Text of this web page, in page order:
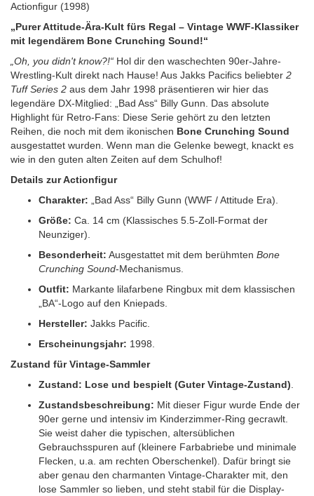
Actionfigur (1998)
„Purer Attitude-Ära-Kult fürs Regal – Vintage WWF-Klassiker
mit legendärem Bone Crunching Sound!“
„Oh, you didn't know?!“ Hol dir den waschechten 90er-Jahre-
Wrestling-Kult direkt nach Hause! Aus Jakks Pacifics beliebter 2
Tuff Series 2 aus dem Jahr 1998 präsentieren wir hier das
legendäre DX-Mitglied: „Bad Ass“ Billy Gunn. Das absolute
Highlight für Retro-Fans: Diese Serie gehört zu den letzten
Reihen, die noch mit dem ikonischen Bone Crunching Sound
ausgestattet wurden. Wenn man die Gelenke bewegt, knackt es
wie in den guten alten Zeiten auf dem Schulhof!
Details zur Actionfigur
Charakter: „Bad Ass“ Billy Gunn (WWF / Attitude Era).
Größe: Ca. 14 cm (Klassisches 5.5-Zoll-Format der
Neunziger).
Besonderheit: Ausgestattet mit dem berühmten Bone
Crunching Sound-Mechanismus.
Outfit: Markante lilafarbene Ringbux mit dem klassischen
„BA“-Logo auf den Kniepads.
Hersteller: Jakks Pacific.
Erscheinungsjahr: 1998.
Zustand für Vintage-Sammler
Zustand: Lose und bespielt (Guter Vintage-Zustand)
Zustandsbeschreibung: Mit dieser Figur wurde Ende der
90er gerne und intensiv im Kinderzimmer-Ring gecrawlt.
Sie weist daher die typischen, altersüblichen
Gebrauchsspuren auf (kleinere Farbabriebe und minimale
Flecken, u.a. am rechten Oberschenkel). Dafür bringt sie
aber genau den charmanten Vintage-Charakter mit, den
lose Sammler so lieben, und steht stabil für die Display-